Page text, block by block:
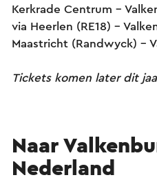
Kerkrade Centrum –
via Heerlen (RE18) -
Maastricht (Randwyck) –
Tickets komen later dit
Naar
Nederland